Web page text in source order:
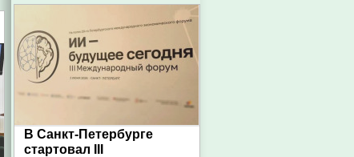
В Санкт-Петербурге
стартовал III